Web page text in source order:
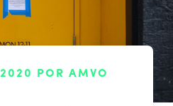
POR AMVO